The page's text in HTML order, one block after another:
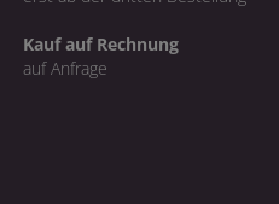
Kauf auf Rechnung
auf Anfrage